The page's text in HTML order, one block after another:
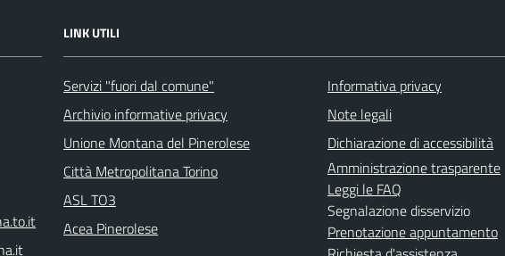
LINK UTILI
Servizi "fuori dal comune"
Archivio informative privacy
Unione Montana del Pinerolese
Città Metropolitana Torino
ASL TO3
Acea Pinerolese
Informativa privacy
Note legali
Dichiarazione di accessibilità
Amministrazione trasparente
Leggi le FAQ
Segnalazione disservizio
Prenotazione appuntamento